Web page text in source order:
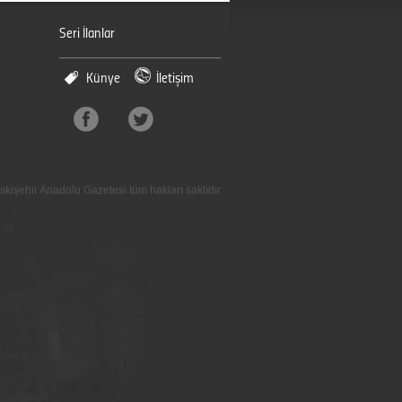
Seri İlanlar
Künye İletişim
Anadolu Gazetesi tüm hakları saklıdır